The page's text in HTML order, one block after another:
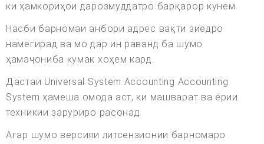
ки ҳамкориҳои дарозмуддатро барқарор кунем.
Насби барномаи анбори адрес вақти зиёдро
намегирад ва мо дар ин раванд ба шумо
ҳамаҷониба кумак хоҳем кард.
Дастаи Universal System Accounting Accounting
System ҳамеша омода аст, ки машварат ва ёрии
техникии заруриро расонад.
Агар шумо версияи литсензионии барномаро